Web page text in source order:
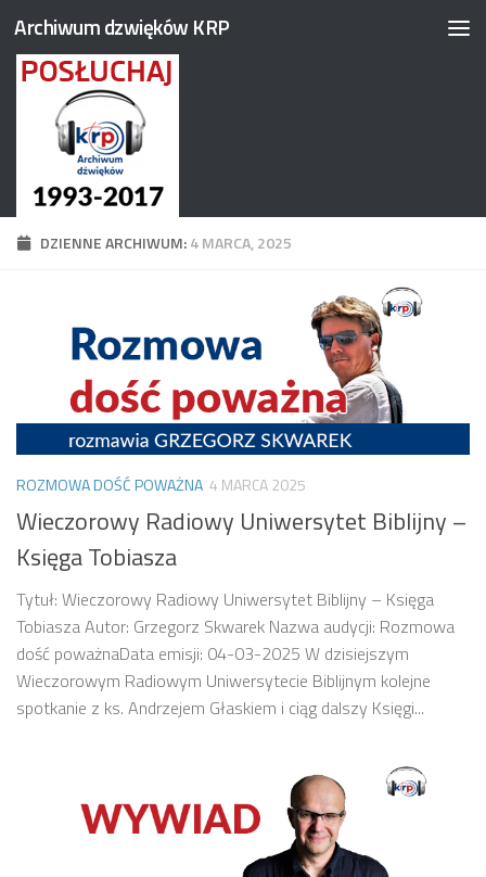
Przejdź do treści
Archiwum dzwięków KRP
DZIENNE ARCHIWUM:4 MARCA, 2025
ROZMOWA DOŚĆ POWAŻNA 4 MARCA 2025
Wieczorowy Radiowy Uniwersytet Biblijny –
Księga Tobiasza
Tytuł: Wieczorowy Radiowy Uniwersytet Biblijny – Księga
Tobiasza Autor: Grzegorz Skwarek Nazwa audycji: Rozmowa
dość poważnaData emisji: 04-03-2025 W dzisiejszym
Wieczorowym Radiowym Uniwersytecie Biblijnym kolejne
spotkanie z ks. Andrzejem Głaskiem i ciąg dalszy Księgi...